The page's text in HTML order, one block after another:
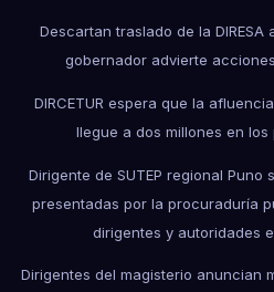
Descartan traslado de la DIRESA
gobernador advierte
DIRCETUR espera que la
llegue a dos millones en los
Dirigente de SUTEP regional
presentadas por la procuraduría
dirigentes y autoridades
Dirigentes del magisterio anuncian